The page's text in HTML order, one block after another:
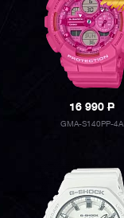
16 990P
GMA-S140PP-4A